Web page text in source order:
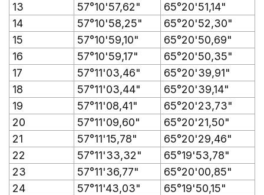
13
57°10'57,62"
65°20'51,14"
14
57°10'58,25"
65°20'52,30"
15
57°10'59,10"
65°20'50,69"
16
57°10'59,17"
65°20'50,35"
17
57°11'03,46"
65°20'39,91"
18
57°11'03,44"
65°20'39,14"
19
57°11'08,41"
65°20'23,73"
20
57°11'09,60"
65°20'21,50"
21
57°11'15,78"
65°20'29,46"
22
57°11'33,32"
65°19'53,78"
23
57°11'36,77"
65°20'00,85"
24
57°11'43,03"
65°19'50,15"